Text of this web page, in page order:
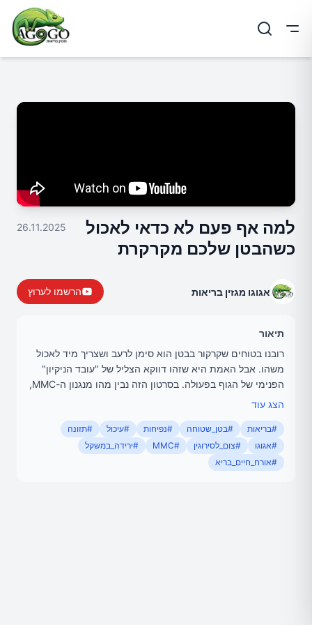
למה אף פעם לא כדאי לאכול
כשהבטן שלכם מקרקרת
26.11.2025
אגוגו מגזין בריאות הרשמו לערוץ
תיאור
רובנו בטוחים שקרקור בבטן הוא סימן לרעב ושצריך מיד לאכול
משהו. אבל האמת היא שזהו דווקא הצליל של "עובד הניקיון"
הפנימי של הגוף בפעולה. בסרטון הזה נבין מהו מנגנון ה-MMC,
שטוחה.
להורדת המדריך המקוצר לתזונה בריאה (חינם):
הצג עוד
#בריאות #בטן_שטוחה #נפיחות #עיכול
#תזונה
#אגוגו
#צום_לסירוגין #MMC
#ירידה_במשקל
#אורח_חיים_בריא